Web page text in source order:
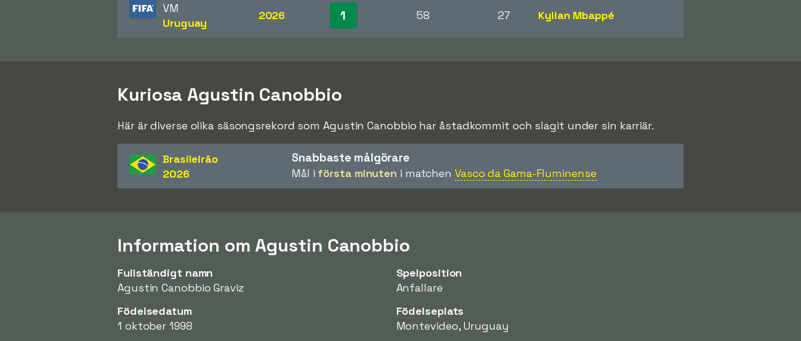
VM
Uruguay
2026 1 58 27 Kylian Mbappé
Kuriosa Agustin Canobbio
Här är diverse olika säsongsrekord som Agustin Canobbio har åstadkommit och slagit under sin karriär.
Brasileirão
2026
Snabbaste målgörare
Mål i första minuten i matchen Vasco da Gama-Fluminense
Information om Agustin Canobbio
Fullständigt namn
Agustin Canobbio Graviz
Spelposition
Anfallare
Födelsedatum
1 oktober 1998
Födelseplats
Montevideo, Uruguay